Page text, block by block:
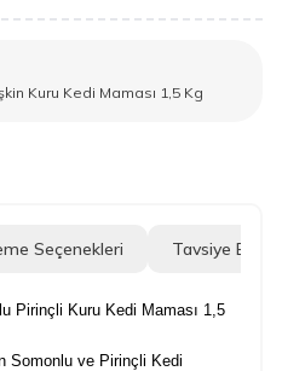
Kuru Kedi Maması 1,5 Kg
Seçenekleri Tavsiye Et
Pirinçli Kuru Kedi Maması 1,5
Somonlu ve Pirinçli Kedi